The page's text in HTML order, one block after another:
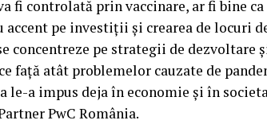
fi controlată prin vaccinare, ar fi bine
accent pe investiţii şi crearea de locuri
concentreze pe strategii de
faţă atât problemelor cauzate de
le-a impus deja în economie şi în
PwC România.